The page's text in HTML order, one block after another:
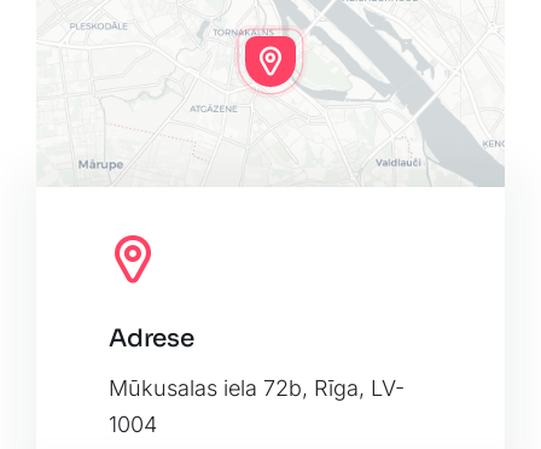
OpenStreetMap, under ODbL.
Adrese
Mūkusalas iela 72b, Rīga, LV-
1004